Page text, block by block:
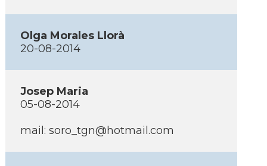
Olga Morales Llorà
20-08-2014
Josep Maria
05-08-2014
mail: soro_tgn@hotmail.com